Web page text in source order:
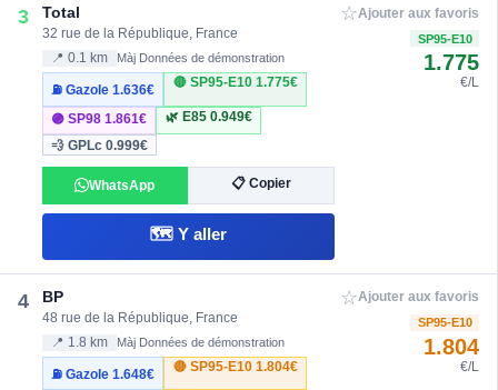
3 Total
32 rue de la République, France
📍 0.1 km Màj Données de démonstration
⛽ Gazole1.636€
🔴 SP95-E10 1.775€
🟣 SP981.861€ 🌿 E85 0.949€
💨 GPLc0.999€
WhatsApp 📋 Copier
🗺️ Y aller
☆Ajouter aux favoris
SP95-E10
1.775
€/L
4 BP
48 rue de la République, France
📍 1.8 km Màj Données de démonstration
⛽ Gazole1.648€
🔴 SP95-E10 1.804€
☆Ajouter aux favoris
SP95-E10
1.804
€/L